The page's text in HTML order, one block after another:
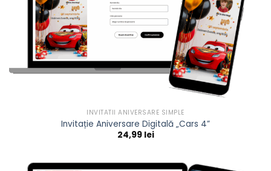
INVITATII ANIVERSARE SIMPLE
Invitație Aniversare Digitală „Cars 4”
24,99 lei